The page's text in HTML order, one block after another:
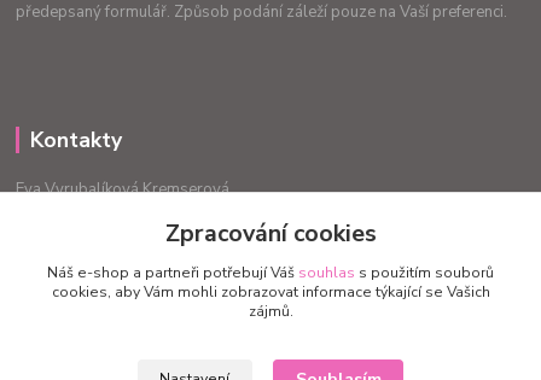
předepsaný formulář. Způsob podání záleží pouze na Vaší preferenci.
Kontakty
Eva Vyrubalíková Kremserová
info.radost@email.cz
Zpracování cookies
Náš e-shop a partneři potřebují Váš souhlas s použitím souborů
cookies, aby Vám mohli zobrazovat informace týkající se Vašich
zájmů.